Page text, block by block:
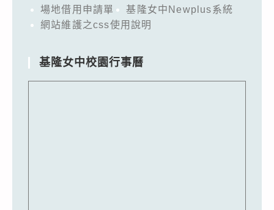
場地借用申請單
基隆女中Newplus系統
網站維護之css使用說明
基隆女中校園行事曆